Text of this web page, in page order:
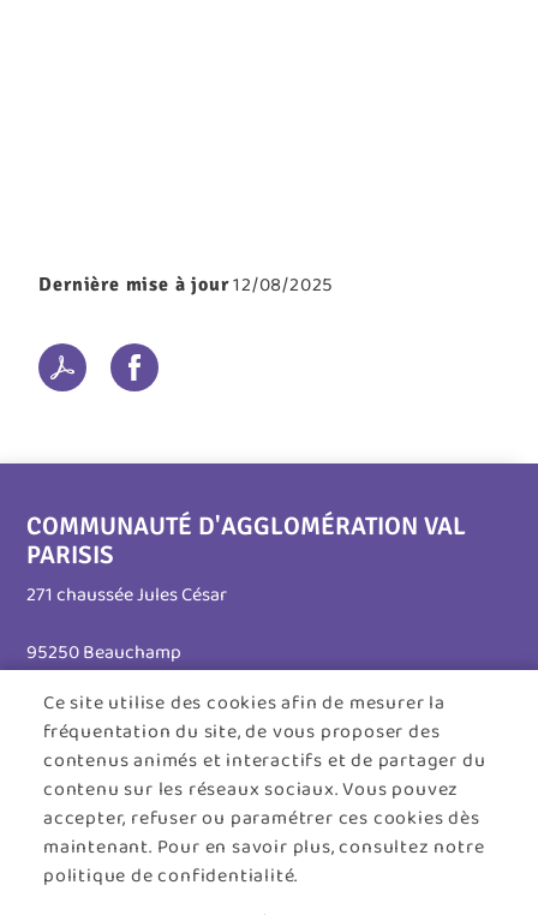
Dernière mise à jour12/08/2025
Ce site utilise des cookies afin de mesurer la
fréquentation du site, de vous proposer des
contenus animés et interactifs et de partager du
contenu sur les réseaux sociaux. Vous pouvez
accepter, refuser ou paramétrer ces cookies dès
maintenant. Pour en savoir plus, consultez notre
politique de confidentialité.
COMMUNAUTÉ D'AGGLOMÉRATION VAL
PARISIS
271 chaussée Jules César
95250 Beauchamp
Tél. 01 30 26 39 41
Horaires d'ouverture :
Lundi au jeudi : 8h30 - 12h30 / 13h30 - 17h45
Vendredi : 8h30 - 12h30